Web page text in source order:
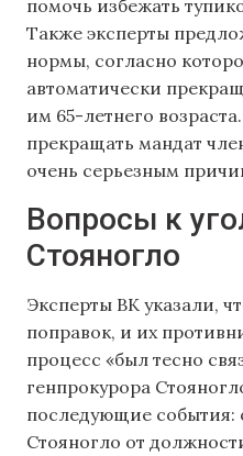
помочь избежать
Также эксперты
нормы, согласно
автоматически
им 65-летнего
прекращать мандат
очень серьезным
Вопросы к
Стояногло
Эксперты ВК указали,
поправок, и их
процесс «был тесно
генпрокурора
последующие события:
Стояногло от